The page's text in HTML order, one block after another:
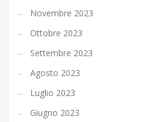
Novembre 2023
Ottobre 2023
Settembre 2023
Agosto 2023
Luglio 2023
Giugno 2023